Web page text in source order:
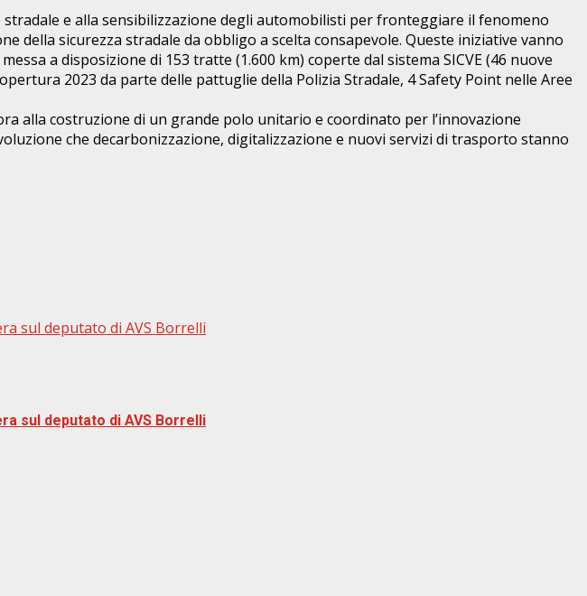
e alla sensibilizzazione degli automobilisti per fronteggiare il fenomeno
della sicurezza stradale da obbligo a scelta consapevole. Queste iniziative vanno
a disposizione di 153 tratte (1.600 km) coperte dal sistema SICVE (46 nuove
2023 da parte delle pattuglie della Polizia Stradale, 4 Safety Point nelle Aree
alla costruzione di un grande polo unitario e coordinato per l’innovazione
che decarbonizzazione, digitalizzazione e nuovi servizi di trasporto stanno
sul deputato di AVS Borrelli
sul deputato di AVS Borrelli